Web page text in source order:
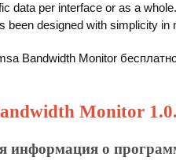
data per interface or as a
been designed with simplicity
Bandwidth Monitor
Monitor
информация о